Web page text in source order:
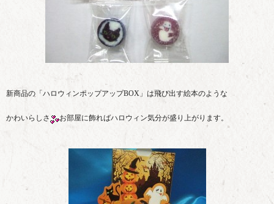
新商品の「ハロウィンポップアップBOX」は飛び出す絵本のような
かわいらしさ お部屋に飾ればハロウィン気分が盛り上がります。